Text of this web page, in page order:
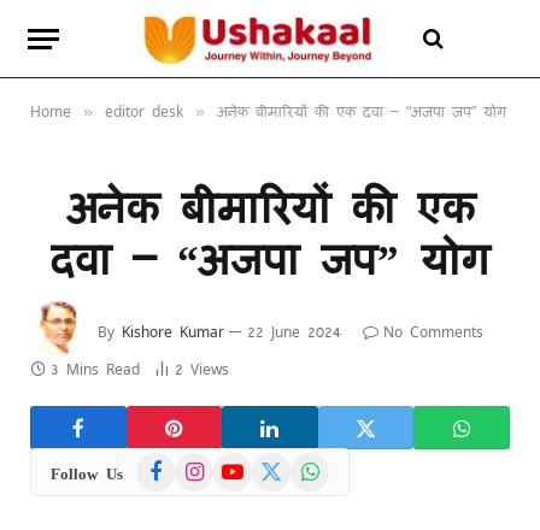
Home » editor desk » अनेक बीमारियों की एक दवा – “अजपा जप” योग
अनेक बीमारियों की एक
दवा – “अजपा जप” योग
By Kishore Kumar 22 June 2024
No Comments
3 Mins Read
2 Views
Follow Us FacebookInstagramYouTube
X
(Twitter)
WhatsApp